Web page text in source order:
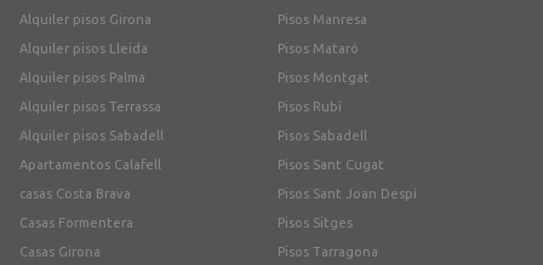
Alquiler pisos Girona
Alquiler pisos Lleida
Alquiler pisos Palma
Alquiler pisos Terrassa
Alquiler pisos Sabadell
Apartamentos Calafell
casas Costa Brava
Casas Formentera
Casas Girona
Pisos Manresa
Pisos Mataró
Pisos Montgat
Pisos Rubí
Pisos Sabadell
Pisos Sant Cugat
Pisos Sant Joan Despí
Pisos Sitges
Pisos Tarragona